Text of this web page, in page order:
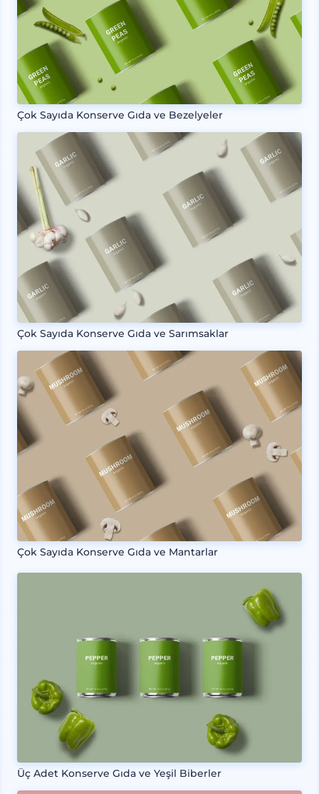
Çok Sayıda Konserve Gıda ve Bezelyeler
Çok Sayıda Konserve Gıda ve Sarımsaklar
Çok Sayıda Konserve Gıda ve Mantarlar
Üç Adet Konserve Gıda ve Yeşil Biberler